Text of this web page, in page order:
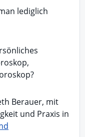
lediglich
Berauer, mit
und Praxis in